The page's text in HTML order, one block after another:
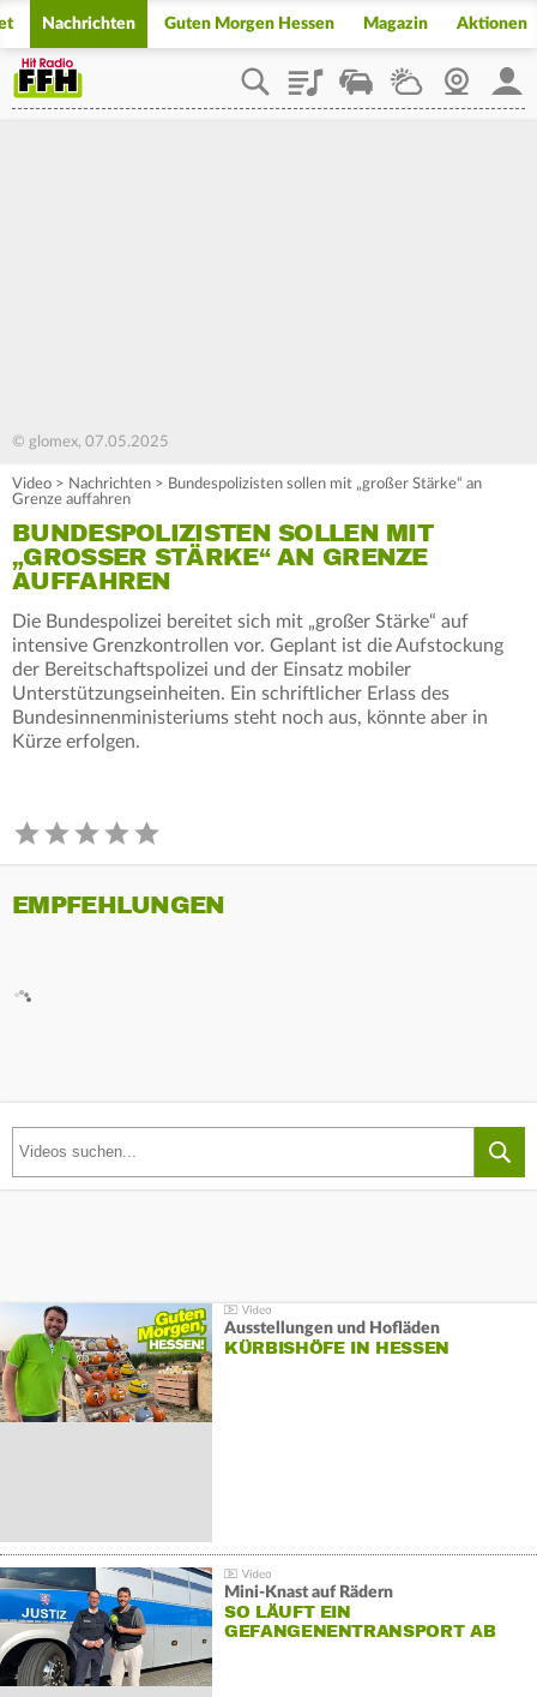
Nachrichten Guten Morgen Hessen Magazin Aktionen
PlaylistStaupilotWetterWebcam
© glomex, 07.05.2025
Video > Nachrichten > Bundespolizisten sollen mit „großer Stärke“ an
Grenze auffahren
BUNDESPOLIZISTEN SOLLEN MIT
„GROSSER STÄRKE“ AN GRENZE A
UFFAHREN
Die Bundespolizei bereitet sich mit „großer Stärke“ auf
intensive Grenzkontrollen vor. Geplant ist die Aufstockung
der Bereitschaftspolizei und der Einsatz mobiler
Unterstützungseinheiten. Ein schriftlicher Erlass des
Bundesinnenministeriums steht noch aus, könnte aber in
Kürze erfolgen.
EMPFEHLUNGEN
Ausstellungen und Hofläden
KÜRBISHÖFE IN HESSEN
Mini-Knast auf Rädern
SO LÄUFT EIN
GEFANGENENTRANSPORT AB